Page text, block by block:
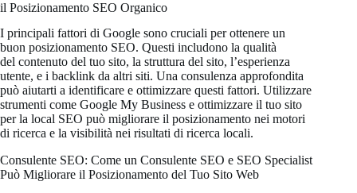
il Posizionamento SEO Organico
I principali fattori di Google sono cruciali per ottenere un
buon posizionamento SEO. Questi includono la qualità
del contenuto del tuo sito, la struttura del sito, l’esperienza
utente, e i backlink da altri siti. Una consulenza approfondita
può aiutarti a identificare e ottimizzare questi fattori. Utilizzare
strumenti come Google My Business e ottimizzare il tuo sito
per la local SEO può migliorare il posizionamento nei motori
di ricerca e la visibilità nei risultati di ricerca locali.
Consulente SEO: Come un Consulente SEO e SEO Specialist
Può Migliorare il Posizionamento del Tuo Sito Web